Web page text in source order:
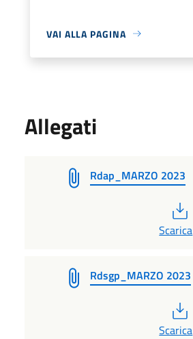
VAI ALLA PAGINA
Allegati
Rdap_MARZO 2023
Scarica
Rdsgp_MARZO 2023
Scarica